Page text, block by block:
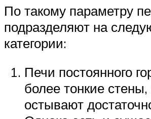
По такому параметру
подразделяют на
категории:
Печи постоянного
более тонкие
остывают